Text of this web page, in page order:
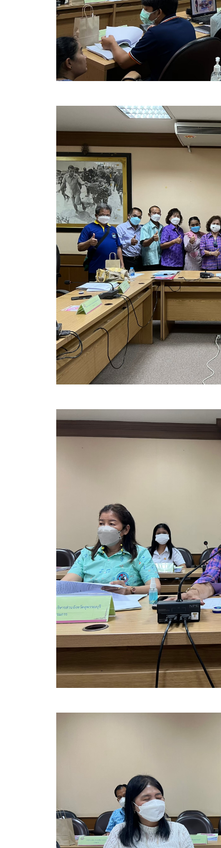
ผลงาน
มาตรฐานกำหนดตำแหน่ง
VDO Present
ประกาศแผนการจัดซื้อจัดจ้าง
ประกาศแผนการจัดหาพัสดุ
รายงานผลการจัดซื้อจัดจ้างประจำปีงบประมาณ
สรุปผลการดำเนินงานจัดซื้อจัดจ้างในรอบเดือน (สข
ประกาศผู้ชนะการเสนอราคา
ประกาศราคากลาง
ประกาศเชิญชวนประกวดราคา (e-bidding)
ยกเลิกประกาศเชิญชวน
ยกเลิกประกาศผู้ชนะ
เปลี่ยนแปลงประกาศผู้ชนะ
เปลี่ยนแปลงประกาศเชิญชวน
ประกาศขายทอดตลาดทรัพย์สินประจำปี
ประกาศกำหนดอายุการใช้งานของสินทรัพย์ขององ
ขั้นตอนและวิธีการชำระภาษีฯ
แบบฟอร์มการชำระภาษีฯ
การบริการแบบเบ็ดเสร็จ (One Stop Service)
หนังสือสั่งการ
สรุปผลการปฏิบัติงานประจำเดือน GPS
ระเบียบพัสดุฯ การจัดซื้อจัดจ้าง
การเสริมสร้างคุณธรรมจริยธรรม
ITA : การประเมินคุณธรรมและความโปร่งใสในการ
มาตรฐานการปฏิบัติงาน
แผนพัฒนาท้องถิ่น ของอบจ.สุพรรณบุรี